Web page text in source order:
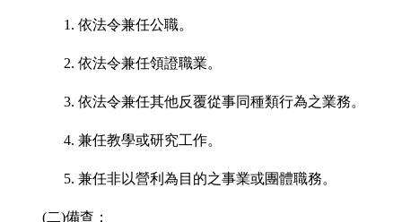
1. 依法令兼任公職。
2. 依法令兼任領證職業。
3. 依法令兼任其他反覆從事同種類行為之業務。
4. 兼任教學或研究工作。
5. 兼任非以營利為目的之事業或團體職務。
(二)備查：